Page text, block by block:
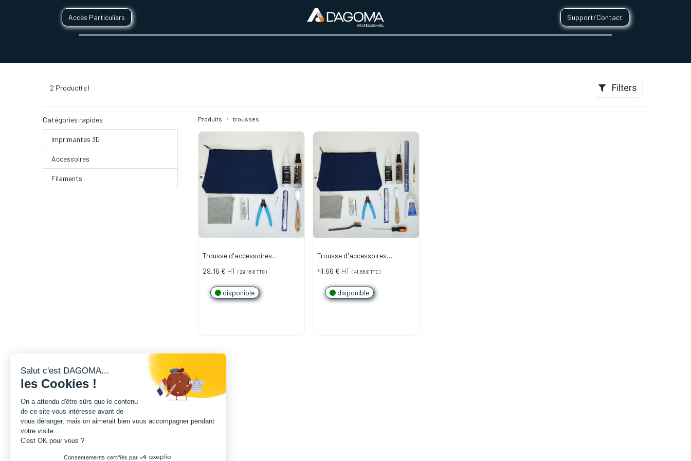
Accès Particuliers Support/Contact
2 Product(s) Filters
Catégories rapides
Imprimantes 3D
Accessoires
Filaments
Produits trousses
Trousse d'accessoires
29,16 € HT ( 29,16€ TTC)
disponible
Trousse d'accessoires
41,66 € HT ( 41,66€ TTC)
disponible
Salut c'est DAGOMA...
les Cookies !
On a attendu d'être sûrs que le contenu
de ce site vous intéresse avant de
vous déranger, mais on aimerait bien vous accompagner pendant
votre visite...
C'est OK pour vous ?
Consentements certifiés par